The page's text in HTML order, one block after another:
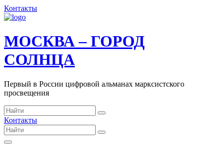
Контакты
МОСКВА – ГОРОД
СОЛНЦА
Первый в России цифровой альманах марксистского
просвещения
Контакты